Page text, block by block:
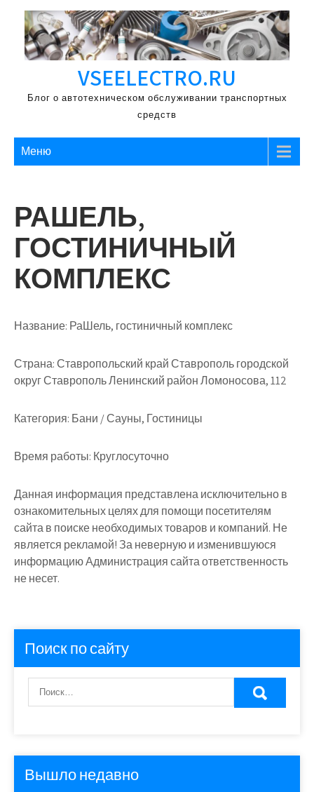
Перейти
содержимому
VSEELECTRO.RU
Блог о автотехническом обслуживании транспортных
средств
Меню
РАШЕЛЬ,
ГОСТИНИЧНЫЙ
КОМПЛЕКС
Название: РаШель, гостиничный комплекс
Страна:Ставропольский край Ставрополь городской
округ Ставрополь Ленинский район Ломоносова, 112
Категория: Бани / Сауны, Гостиницы
Время работы: Круглосуточно
Данная информация представлена исключительно в
ознакомительных целях для помощи посетителям
сайта в поиске необходимых товаров и компаний. Не
является рекламой! За неверную и изменившуюся
информацию Администрация сайта ответственность
не несет.
Поиск по сайту
Вышло недавно